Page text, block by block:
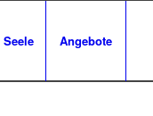
Seele Angebote